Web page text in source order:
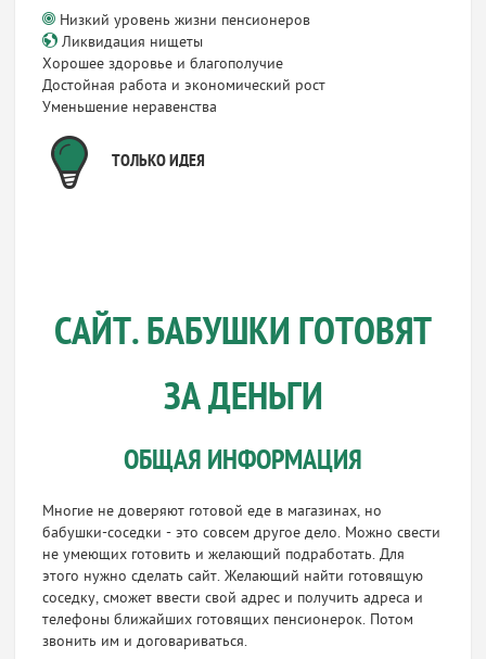
Низкий уровень жизни пенсионеров
Ликвидация нищеты
Хорошее здоровье и благополучие
Достойная работа и экономический рост
Уменьшение неравенства
ТОЛЬКО ИДЕЯ
САЙТ. БАБУШКИ ГОТОВЯТ
ЗА ДЕНЬГИ
ОБЩАЯ ИНФОРМАЦИЯ
Многие не доверяют готовой еде в магазинах, но
бабушки-соседки - это совсем другое дело. Можно свести
не умеющих готовить и желающий подработать. Для
этого нужно сделать сайт. Желающий найти готовящую
соседку, сможет ввести свой адрес и получить адреса и
телефоны ближайших готовящих пенсионерок. Потом
звонить им и договариваться.